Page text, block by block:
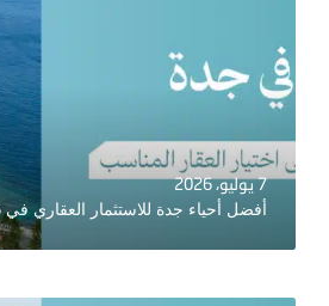
7 يوليو، 2026
أفضل أحياء جدة للاستثمار العقاري في 2026